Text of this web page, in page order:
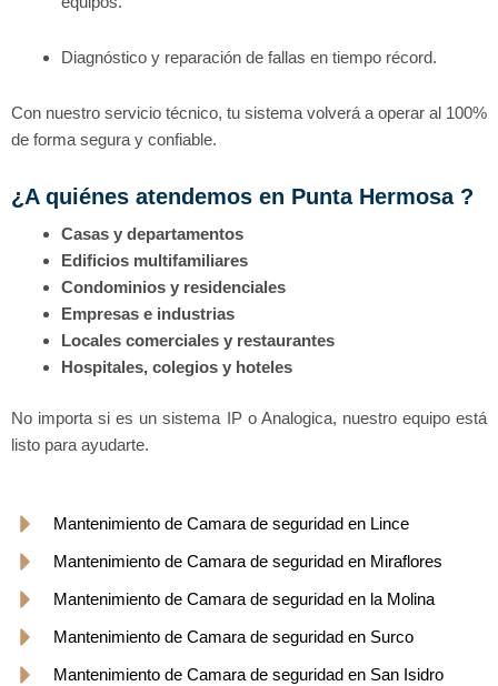
Diagnóstico y reparación de fallas en tiempo récord.
Con nuestro servicio técnico, tu sistema volverá a operar al 100%
de forma segura y confiable.
¿A quiénes atendemos en Punta Hermosa ?
Casas y departamentos
Edificios multifamiliares
Condominios y residenciales
Empresas e industrias
Locales comerciales y restaurantes
Hospitales, colegios y hoteles
No importa si es un sistema IP o Analogica, nuestro equipo está
listo para ayudarte.
Mantenimiento de Camara de seguridad en Lince
Mantenimiento de Camara de seguridad en Miraflores
Mantenimiento de Camara de seguridad en la Molina
Mantenimiento de Camara de seguridad en Surco
Mantenimiento de Camara de seguridad en San Isidro